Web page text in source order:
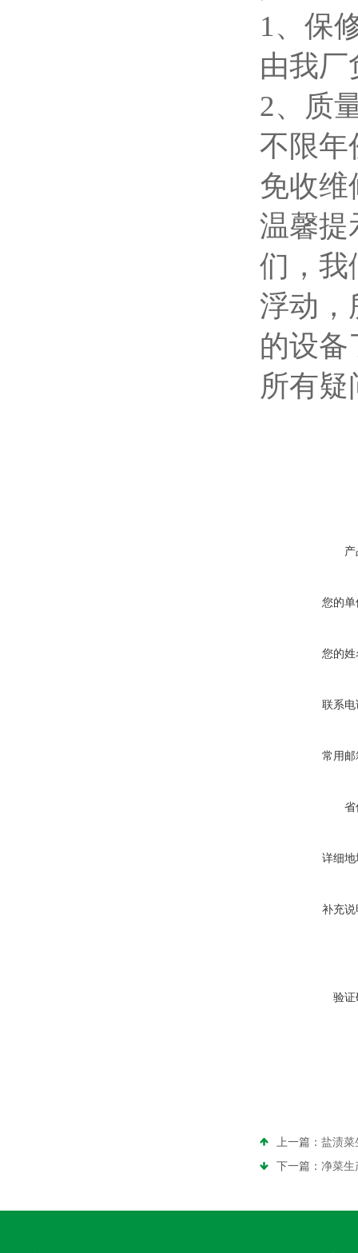
1、保
由我
2、质
不限年
免收维
温馨提
们，我
浮动，
的设备
所有疑
您的单
您的姓
联系电
常用邮
省
详细地
补充说
验证
上一篇： 盐渍菜
下一篇： 净菜生